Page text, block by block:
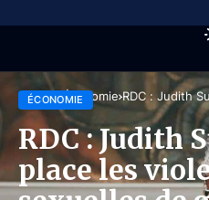
Accueil Économie RDC : Judith
sexuelles de
sécurité de
ÉCONOMIE
RDC : Judith
place les